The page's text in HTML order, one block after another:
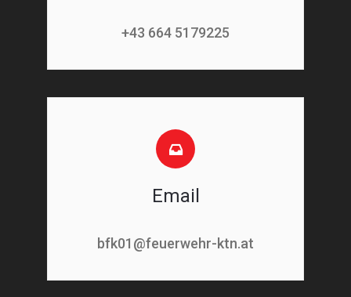
+43 664 5179225
Email
bfk01@feuerwehr-ktn.at